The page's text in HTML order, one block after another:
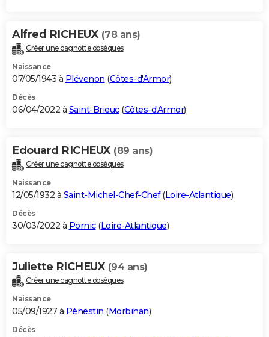
Alfred RICHEUX (78 ans)
Créer une cagnotte obsèques
Naissance
07/05/1943 à Plévenon (Côtes-d'Armor)
Décès
06/04/2022 à Saint-Brieuc(Côtes-d'Armor)
Edouard RICHEUX (89 ans)
Créer une cagnotte obsèques
Naissance
12/05/1932 à Saint-Michel-Chef-Chef(Loire-Atlantique)
Décès
30/03/2022 à Pornic(Loire-Atlantique)
Juliette RICHEUX (94 ans)
Créer une cagnotte obsèques
Naissance
05/09/1927 à Pénestin (Morbihan)
Décès